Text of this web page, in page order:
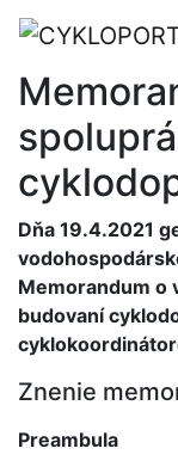
Dňa 19.4.2021
Memorandum o
budovaní
Znenie
Preambula